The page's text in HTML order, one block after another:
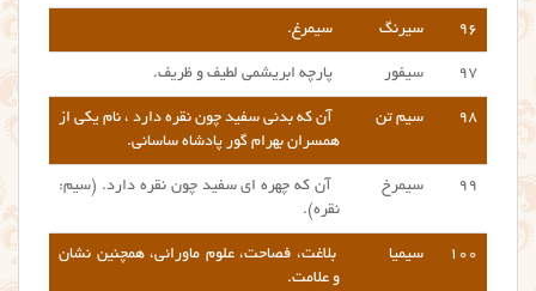
۹۶ سیرنگ سیمرغ.
۹۷ سیفور پارچه ابریشمی لطیف و ظریف.
۹۸ سیم تن
آن که بدنی سفید چون نقره دارد ، نام یکی از
همسران بهرام گور پادشاه ساسانی.
۹۹ سیمرخ
آن که چهره ای سفید چون نقره دارد. (سیم:
نقره).
۱۰۰ سیمیا
بلاغت، فصاحت، علوم ماورائی، همچنین نشان
و علامت.